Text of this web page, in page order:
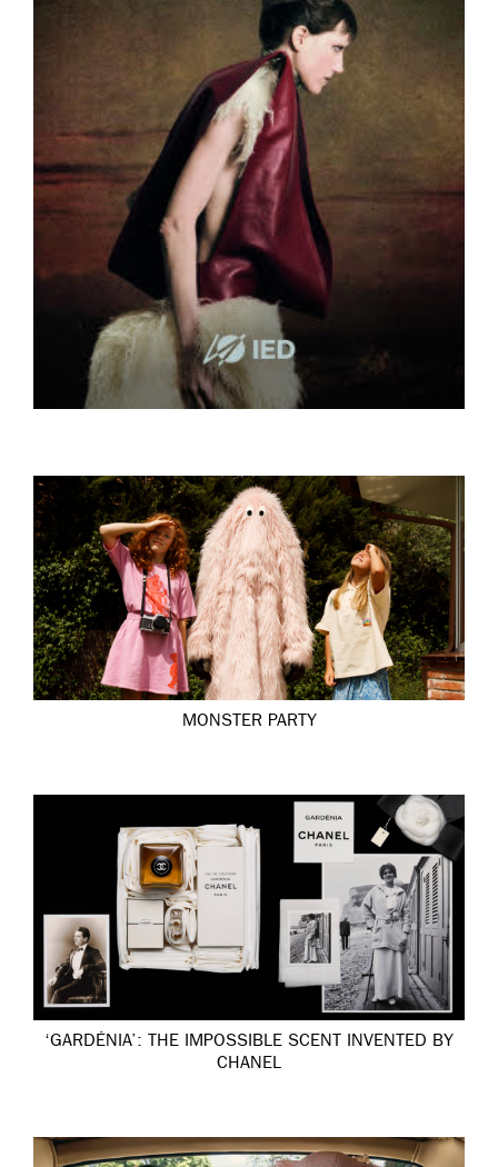
MONSTER PARTY
‘GARDÉNIA’: THE IMPOSSIBLE SCENT INVENTED BY
CHANEL